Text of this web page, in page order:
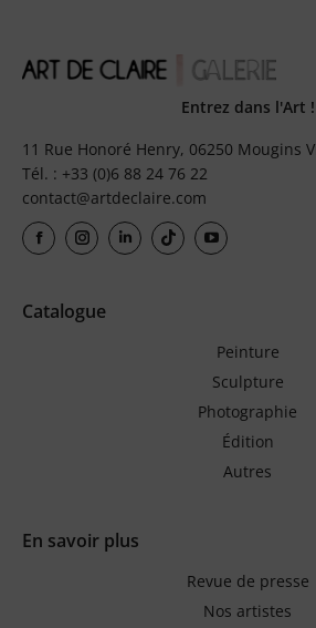
Entrez dans l'Art !
11 Rue Honoré Henry, 06250 Mougins
Tél. : +33 (0)6 88 24 76 22
contact@artdeclaire.com
Catalogue
Peinture
Sculpture
Photographie
Édition
Autres
En savoir plus
Revue de presse
Nos artistes